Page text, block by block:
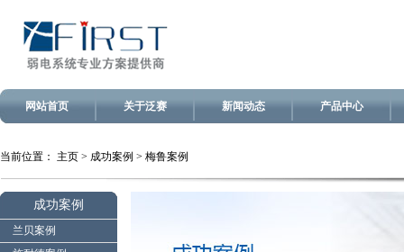
网站首页 关于泛赛 新闻动态 产品中心
当前位置： 主页 > 成功案例 > 梅鲁案例
成功案例
兰贝案例